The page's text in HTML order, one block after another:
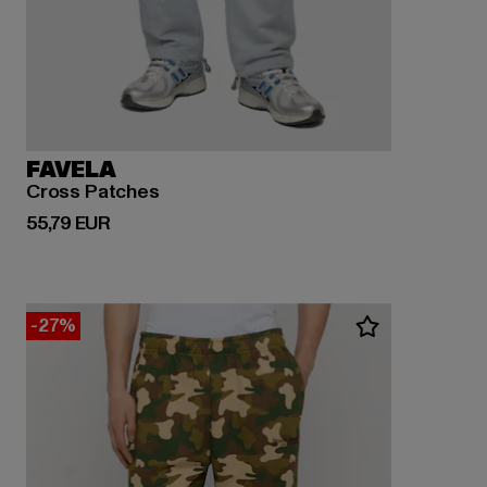
FAVELA
Cross Patches
55,79 EUR
Ajankohtainen hinta: 55,79 EUR
-27%